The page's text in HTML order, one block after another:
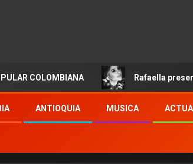
Rafaella presenta
ANTIOQUIA MUSICA